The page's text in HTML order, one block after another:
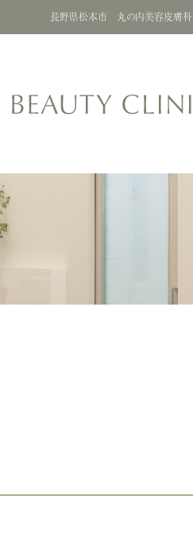
長野県松本市 丸の内美容皮膚科